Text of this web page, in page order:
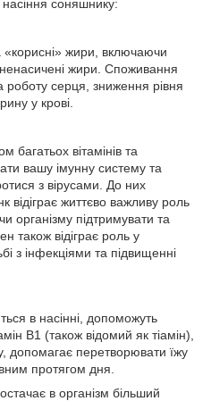
насіння соняшнику:
жири, включаючи
жири. Споживання
роботу серця, зниження рівня
у крові.
вітамінів та
вашу імунну систему та
з вірусами. До них
відіграє життєво важливу роль
організму підтримувати та
також відіграє роль у
з інфекціями та підвищенні
в насінні, допоможуть
B1 (також відомий як тіамін),
допомагає перетворювати їжу
протягом дня.
в організм більший